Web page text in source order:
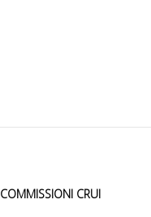
COMMISSIONI CRUI